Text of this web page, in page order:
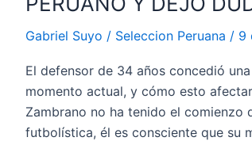
Gabriel Suyo / Seleccion Peruana / 9
El defensor de 34 años concedió
momento actual, y cómo esto
Zambrano no ha tenido el comienzo
futbolística, él es consciente que su